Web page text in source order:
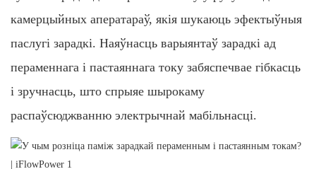
камерцыйных аператараў, якія шукаюць эфектыўныя
паслугі зарадкі. Наяўнасць варыянтаў зарадкі ад
пераменнага і пастаяннага току забяспечвае гібкасць
і зручнасць, што спрыяе шырокаму
распаўсюджванню электрычнай мабільнасці.